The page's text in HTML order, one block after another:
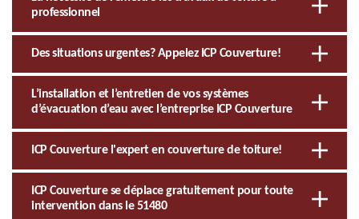
professionnel
Des situations urgentes? Appelez ICP Couverture!
L’installation et l’entretien de vos systèmes
d’évacuation d’eau avec l’entreprise ICP Couverture
ICP Couverture l'expert en couverture de toiture!
ICP Couverture se déplace gratuitement pour toute
intervention dans le 51480